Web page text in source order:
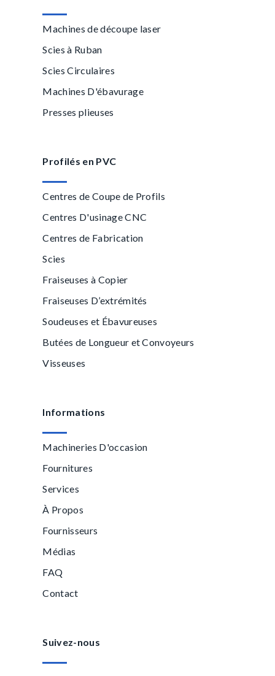
Machines de découpe laser
Scies à Ruban
Scies Circulaires
Machines D'ébavurage
Presses plieuses
Profilés en PVC
Centres de Coupe de Profils
Centres D'usinage CNC
Centres de Fabrication
Scies
Fraiseuses à Copier
Fraiseuses D’extrémités
Soudeuses et Ébavureuses
Butées de Longueur et Convoyeurs
Visseuses
Informations
Machineries D'occasion
Fournitures
Services
À Propos
Fournisseurs
Médias
FAQ
Contact
Suivez-nous